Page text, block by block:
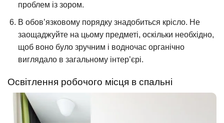
проблем із зором.
В обов’язковому порядку знадобиться крісло. Не
заощаджуйте на цьому предметі, оскільки необхідно,
щоб воно було зручним і водночас органічно
виглядало в загальному інтер’єрі.
Освітлення робочого місця в спальні